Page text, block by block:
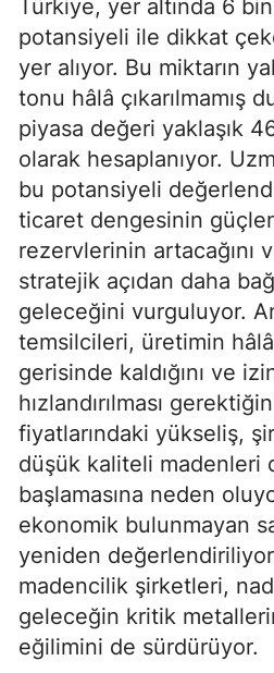
Türkiye, yer altında 6
potansiyeli ile dikkat
yer alıyor. Bu miktarın
tonu hâlâ çıkarılmamış
piyasa değeri yaklaşık
olarak hesaplanıyor.
bu potansiyeli
ticaret dengesinin
rezervlerinin artacağını
stratejik açıdan daha
geleceğini vurguluyor.
temsilcileri, üretimin
gerisinde kaldığını ve
hızlandırılması
fiyatlarındaki yükseliş,
düşük kaliteli madenleri
başlamasına neden
ekonomik bulunmayan
yeniden
madencilik şirketleri,
geleceğin kritik
eğilimini de sürdürüyor.